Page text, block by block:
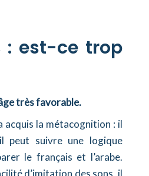
: est-ce trop
très favorable.
acquis la métacognition : il
peut suivre une logique
le français et l’arabe.
d’imitation des sons, il